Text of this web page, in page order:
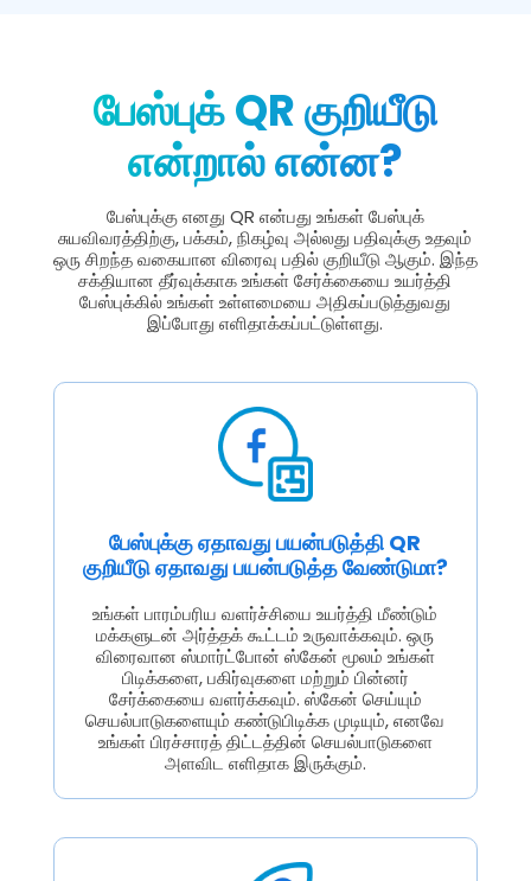
பேஸ்புக் QR குறியீடு
என்றால் என்ன?
பேஸ்புக்கு எனது QR என்பது உங்கள் பேஸ்புக்
சுயவிவரத்திற்கு, பக்கம், நிகழ்வு அல்லது பதிவுக்கு உதவும்
ஒரு சிறந்த வகையான விரைவு பதில் குறியீடு ஆகும். இந்த
சக்தியான தீர்வுக்காக உங்கள் சேர்க்கையை உயர்த்தி
பேஸ்புக்கில் உங்கள் உள்ளமையை அதிகப்படுத்துவது
இப்போது எளிதாக்கப்பட்டுள்ளது.
பேஸ்புக்கு ஏதாவது பயன்படுத்தி QR
குறியீடு ஏதாவது பயன்படுத்த வேண்டுமா?
உங்கள் பாரம்பரிய வளர்ச்சியை உயர்த்தி மீண்டும்
மக்களுடன் அர்த்தக் கூட்டம் உருவாக்கவும். ஒரு
விரைவான ஸ்மார்ட்போன் ஸ்கேன் மூலம் உங்கள்
பிடிக்களை, பகிர்வுகளை மற்றும் பின்னர்
சேர்க்கையை வளர்க்கவும். ஸ்கேன் செய்யும்
செயல்பாடுகளையும் கண்டுபிடிக்க முடியும், எனவே
உங்கள் பிரச்சாரத் திட்டத்தின் செயல்பாடுகளை
அளவிட எளிதாக இருக்கும்.